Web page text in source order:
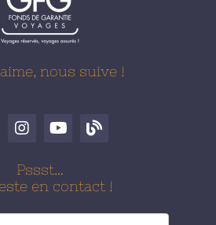
nous suive !
Pssst…
en contact !